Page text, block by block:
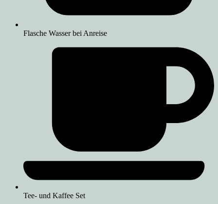
Flasche Wasser bei Anreise
Tee- und Kaffee Set